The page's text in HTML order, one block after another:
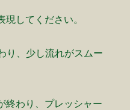
してください。
り、少し流れがスムー
終わり、プレッシャー